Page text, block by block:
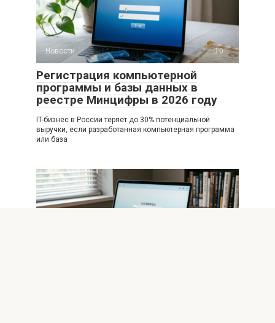
Новости 0
Регистрация компьютерной
программы и базы данных в
реестре Минцифры в 2026 году
IT-бизнес в России теряет до 30% потенциальной
выручки, если разработанная компьютерная программа
или база